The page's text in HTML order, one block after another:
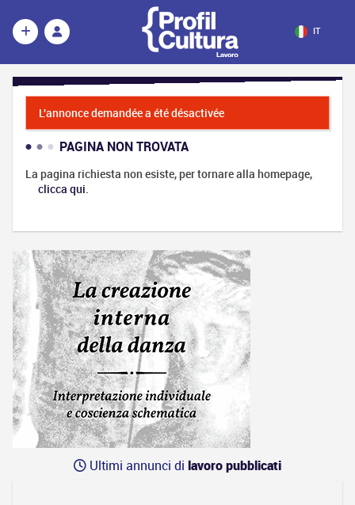
IT
L'annonce demandée a été désactivée
PAGINA NON TROVATA
La pagina richiesta non esiste, per tornare alla homepage,
clicca qui.
Ultimi annunci di lavoro pubblicati